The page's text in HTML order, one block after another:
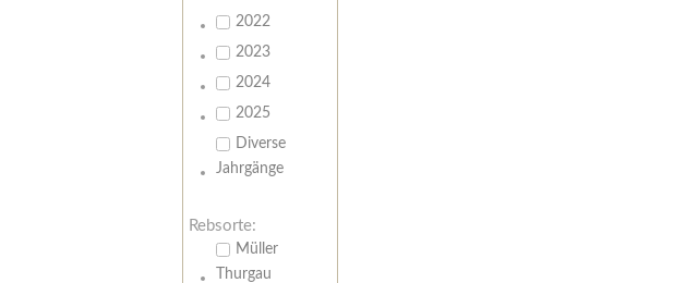
2022
2023
2024
2025
Diverse
Jahrgänge
Rebsorte:
Müller
Thurgau